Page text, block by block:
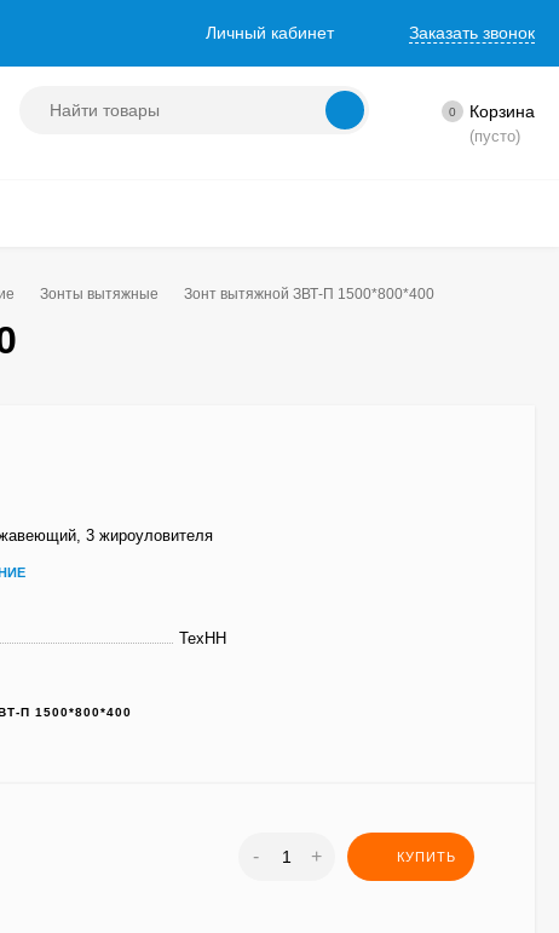
Личный кабинет Заказать звонок
0 Корзина
(пусто)
Зонты вытяжные Зонт вытяжной ЗВТ-П 1500*800*400
3 жироуловителя
ТехНН
П 1500*800*400
- + КУПИТЬ